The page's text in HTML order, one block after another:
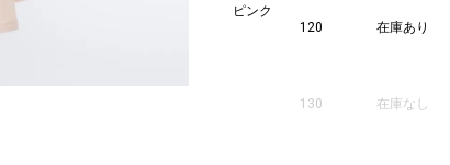
MODEL：
ピンク
120 在庫あり
130 在庫なし